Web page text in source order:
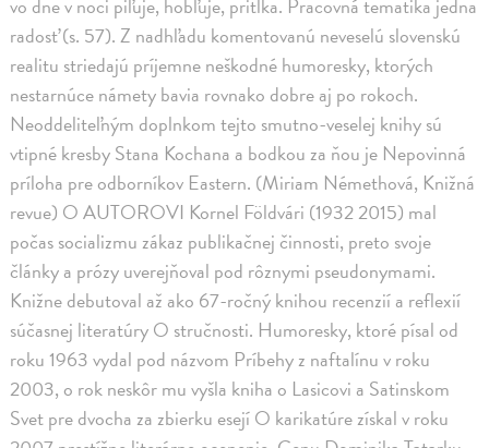
radosť (s. 57). Z nadhľadu komentovanú neveselú slovenskú
realitu striedajú príjemne neškodné humoresky, ktorých
nestarnúce námety bavia rovnako dobre aj po rokoch.
Neoddeliteľným doplnkom tejto smutno-veselej knihy sú
vtipné kresby Stana Kochana a bodkou za ňou je Nepovinná
príloha pre odborníkov Eastern. (Miriam Némethová, Knižná
revue) O AUTOROVI Kornel Földvári (1932 2015) mal
počas socializmu zákaz publikačnej činnosti, preto svoje
články a prózy uverejňoval pod rôznymi pseudonymami.
Knižne debutoval až ako 67-ročný knihou recenzií a reflexií
súčasnej literatúry O stručnosti. Humoresky, ktoré písal od
roku 1963 vydal pod názvom Príbehy z naftalínu v roku
2003, o rok neskôr mu vyšla kniha o Lasicovi a Satinskom
Svet pre dvocha za zbierku esejí O karikatúre získal v roku